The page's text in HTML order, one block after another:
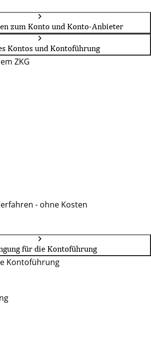
zum Konto und Konto-Anbieter
Kontos und Kontoführung
ZKG
- ohne Kosten
für die Kontoführung
Kontoführung